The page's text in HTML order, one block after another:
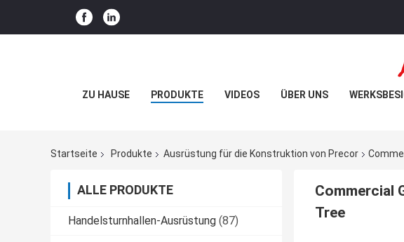
ZU HAUSE PRODUKTE VIDEOS ÜBER UNS
Startseite Produkte Ausrüstung für die Konstruktion von Precor
ALLE PRODUKTE
Handelsturnhallen-Ausrüstung (87)
Commercial
Tree